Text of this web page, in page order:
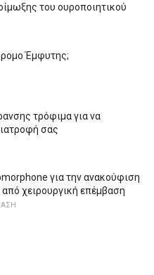
του ουροποιητικού
Έμφυτης;
τρόφιμα για να
σας
για την ανακούφιση
χειρουργική επέμβαση